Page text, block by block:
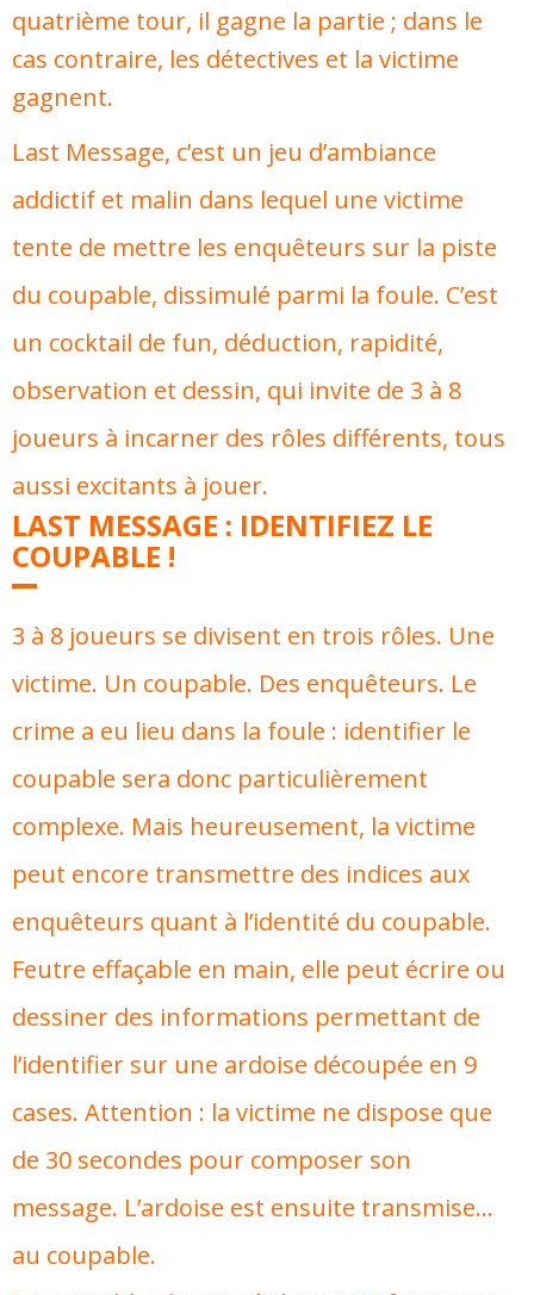
quatrième tour, il gagne la partie ; dans le
cas contraire, les détectives et la victime
gagnent.
Last Message, c’est un jeu d’ambiance
addictif et malin dans lequel une victime
tente de mettre les enquêteurs sur la piste
du coupable, dissimulé parmi la foule. C’est
un cocktail de fun, déduction, rapidité,
observation et dessin, qui invite de 3 à 8
joueurs à incarner des rôles différents, tous
aussi excitants à jouer.
LAST MESSAGE : IDENTIFIEZ LE
COUPABLE !
3 à 8 joueurs se divisent en trois rôles. Une
victime. Un coupable. Des enquêteurs. Le
crime a eu lieu dans la foule : identifier le
coupable sera donc particulièrement
complexe. Mais heureusement, la victime
peut encore transmettre des indices aux
enquêteurs quant à l’identité du coupable.
Feutre effaçable en main, elle peut écrire ou
dessiner des informations permettant de
l’identifier sur une ardoise découpée en 9
cases. Attention : la victime ne dispose que
de 30 secondes pour composer son
message. L’ardoise est ensuite transmise…
au coupable.